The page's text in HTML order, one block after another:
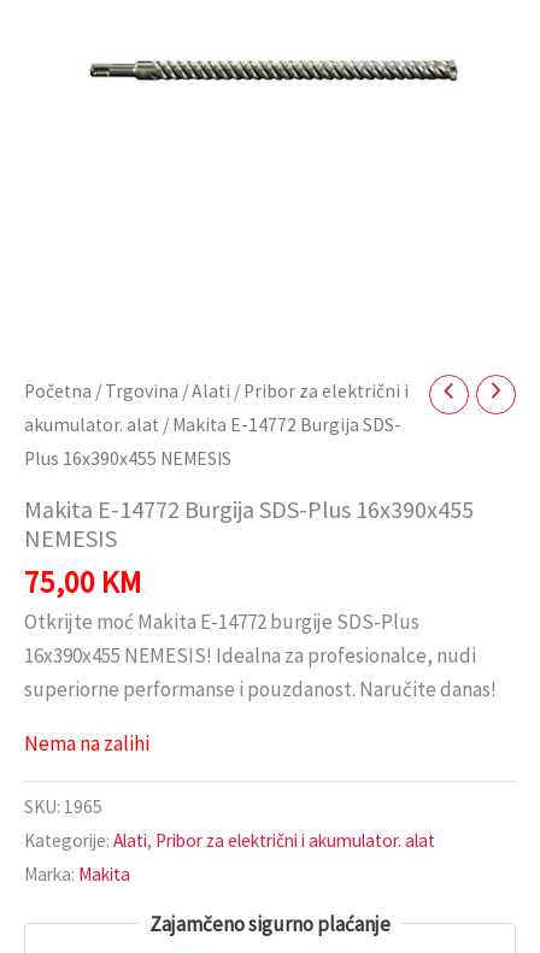
Početna / Trgovina /Alati / Pribor za električni i
akumulator. alat / Makita E-14772 Burgija SDS-
Plus 16x390x455 NEMESIS
Makita E-14772 Burgija SDS-Plus 16x390x455
NEMESIS
75,00 KM
Otkrijte moć Makita E-14772 burgije SDS-Plus
16x390x455 NEMESIS! Idealna za profesionalce, nudi
superiorne performanse i pouzdanost. Naručite danas!
Nema na zalihi
SKU: 1965
Kategorije: Alati, Pribor za električni i akumulator. alat
Marka: Makita
Zajamčeno sigurno plaćanje